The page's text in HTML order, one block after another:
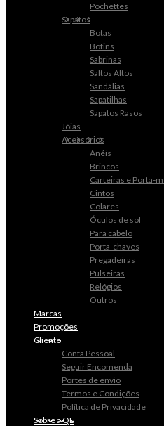
Pochettes
Sapatos
Botas
Botins
Sabrinas
Saltos Altos
Sandálias
Sapatilhas
Sapatos Rasos
Jóias
Acessórios
Anéis
Brincos
Carteiras e Porta-
Cintos
Colares
Óculos de sol
Para cabelo
Porta-chaves
Pregadeiras
Pulseiras
Relógios
Outros
Marcas
Promoções
Cliente
Conta Pessoal
Seguir Encomenda
Portes de envio
Termos e Condições
Política de Privacidade
Sobre a QL